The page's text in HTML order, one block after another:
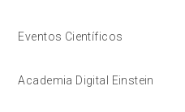
Eventos Científicos
Academia Digital Einstein